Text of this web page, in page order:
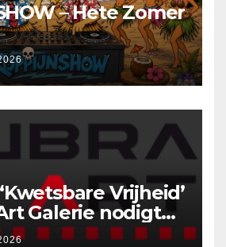
– Hete Zomer
Vrijheid’
Galerie nodigt
en